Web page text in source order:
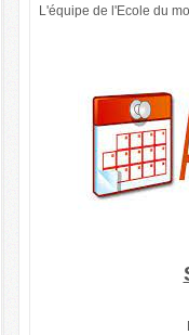
L'équipe de l'Ecole du